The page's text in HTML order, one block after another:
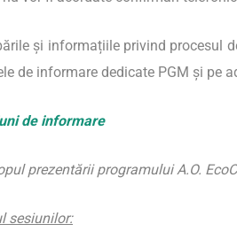
și informațiile privind procesul
de informare dedicate PGM și pe
de informare
prezentării programului A.O.
sesiunilor: